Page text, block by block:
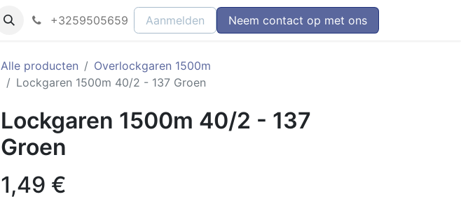
+3259505659 Aanmelden Neem contact op met ons
Alle producten
Overlockgaren 1500m
Lockgaren 1500m 40/2 - 137 Groen
Lockgaren 1500m 40/2 - 137
Groen
1,49 €